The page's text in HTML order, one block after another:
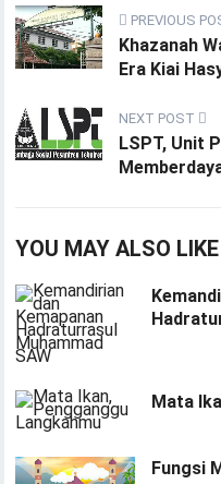
PREVIOUS
Khazanah
Era Kiai
NEXT POST
LSPT, Unit
YOU MAY ALSO LIKE
Mata
Fungsi